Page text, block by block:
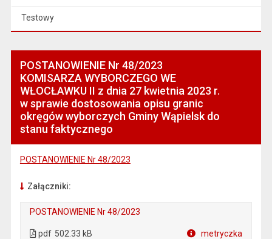
Testowy
POSTANOWIENIE Nr 48/2023
KOMISARZA WYBORCZEGO WE
WŁOCŁAWKU II z dnia 27 kwietnia 2023 r.
w sprawie dostosowania opisu granic
okręgów wyborczych Gminy Wąpielsk do
stanu faktycznego
POSTANOWIENIE Nr 48/2023
Załączniki:
POSTANOWIENIE Nr 48/2023
pdf 502.33 kB metryczka